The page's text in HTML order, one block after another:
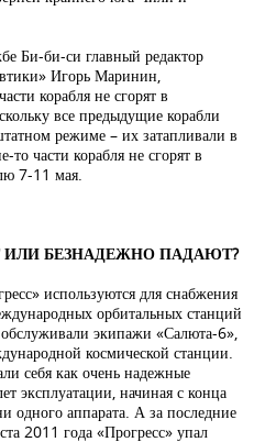
Би-би-си главный редактор
Игорь Маринин,
корабля не сгорят в
все предыдущие корабли
режиме – их затапливали в
то части корабля не сгорят в
7-11 мая.
БЕЗНАДЕЖНО ПАДАЮТ?
используются для снабжения
орбитальных станций
экипажи «Салюта-6»,
космической станции.
себя как очень надежные
эксплуатации, начиная с конца
одного аппарата. А за последние
2011 года «Прогресс» упал